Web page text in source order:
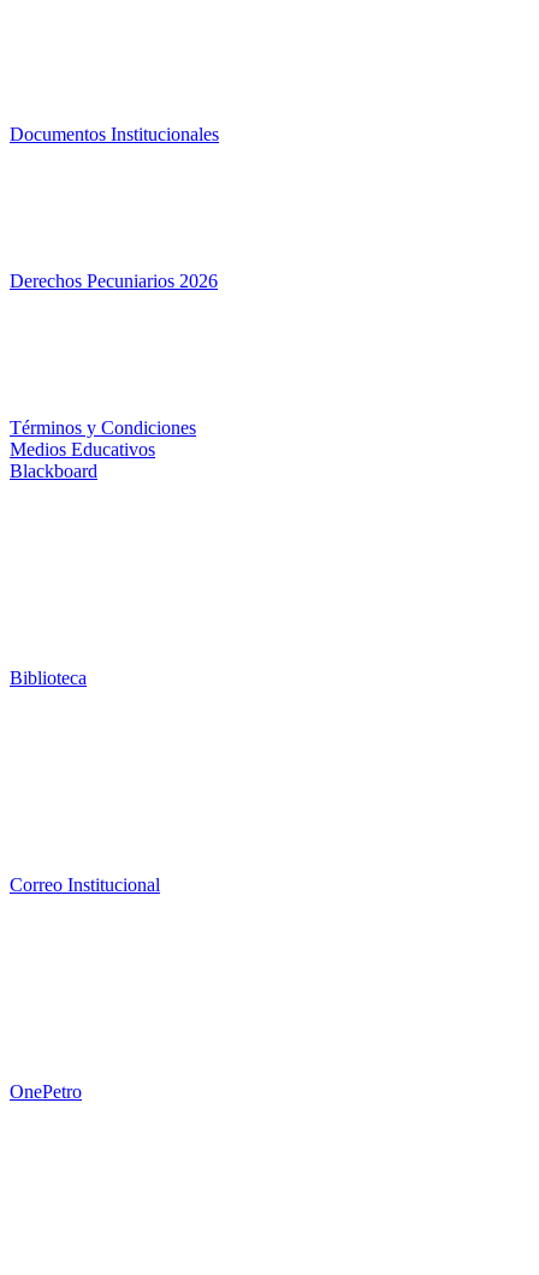
Documentos Institucionales
Derechos Pecuniarios 2026
Términos y Condiciones
Medios Educativos
Blackboard
Biblioteca
Correo Institucional
OnePetro